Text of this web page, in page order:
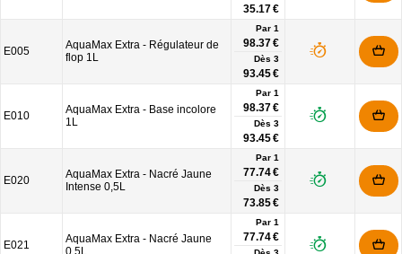
35.17 €
E005
AquaMax Extra - Régulateur de
flop 1L
Par 1
98.37 €
Dès 3
93.45 €
E010
AquaMax Extra - Base incolore
1L
Par 1
98.37 €
Dès 3
93.45 €
E020
AquaMax Extra - Nacré Jaune
Intense 0,5L
Par 1
77.74 €
Dès 3
73.85 €
E021
AquaMax Extra - Nacré Jaune
0,5L
Par 1
77.74 €